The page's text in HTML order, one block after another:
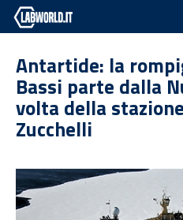
Antartide: la
Bassi parte dalla
volta della
Zucchelli